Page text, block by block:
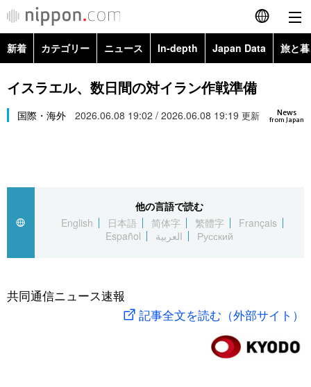
English
简体字
繁體字
العربية
社会
旅と暮らし
新着 カテゴリー ニュース In-depth Japan Data 旅と
政治・外交
経済・ビジネス
社会
文化
科学・技術
暮らし
Topics
Images
お知らせ
イスラエル、数日間の対イラン作戦準備
News
from Japan
国際・海外 2026.06.08 19:02 / 2026.06.08 19:19 更新
他の言語で読む
English
日本語 简体字 繁體字
Français
Español
العربية Русский
共同通信ニュース速報
記事全文を読む（外部サイト）